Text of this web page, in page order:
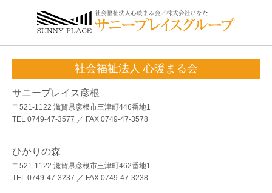
社会福祉法人 心暖まる会
サニープレイス彦根
〒521-1122 滋賀県彦根市三津町446番地1
TEL 0749-47-3577 ／ FAX 0749-47-3578
ひかりの森
〒521-1122 滋賀県彦根市三津町462番地1
TEL 0749-47-3237 ／ FAX 0749-47-3238